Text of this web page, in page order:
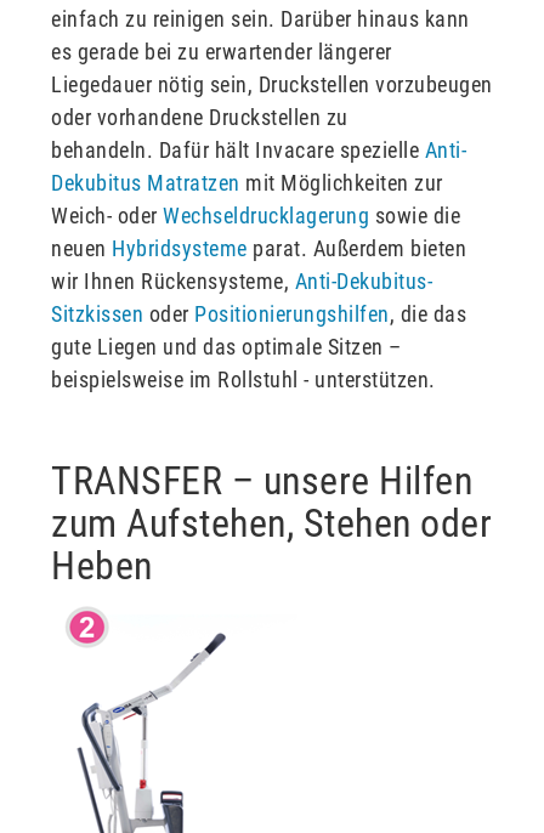
einfach zu reinigen sein. Darüber hinaus kann
es gerade bei zu erwartender längerer
Liegedauer nötig sein, Druckstellen vorzubeugen
oder vorhandene Druckstellen zu
behandeln. Dafür hält Invacare spezielle Anti-
Dekubitus Matratzen mit Möglichkeiten zur
Weich- oder Wechseldrucklagerung sowie die
neuen Hybridsysteme parat. Außerdem bieten
wir Ihnen Rückensysteme, Anti-Dekubitus-
Sitzkissen oder Positionierungshilfen, die das
gute Liegen und das optimale Sitzen –
beispielsweise im Rollstuhl - unterstützen.
TRANSFER – unsere Hilfen
zum Aufstehen, Stehen oder
Heben